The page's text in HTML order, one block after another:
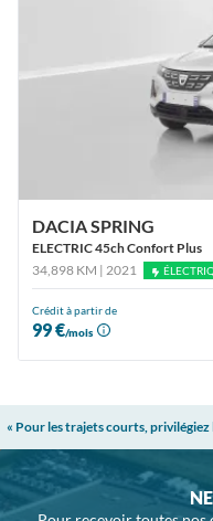
DACIA SPRING
ELECTRIC 45ch Confort Plus
34,898 KM | 2021
Crédit à partir de
99 €/mois
« Pour les trajets courts,